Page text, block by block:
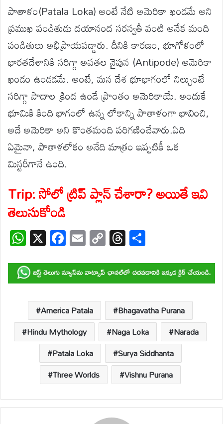
పాతాళం(Patala Loka) అంటే నేటి అమెరికా ఖండమే అని
ప్రముఖ పండితుడు దయానంద సరస్వతీ వంటి అనేక మంది
పండితులు అభిప్రాయపడ్డారు. దీనికి కారణం, భూగోళంలో
భారతదేశానికి సరిగ్గా అవతల వైపున (Antipode) అమెరికా
ఖండం ఉండడమే. అంటే, మన దేశ భూభాగంలో నిల్చుంటే
సరిగ్గా పాదాల క్రింద ఉండే ప్రాంతం అమెరికాయే. అందుకే
భూమికి కింది భాగంలో ఉన్న లోకాన్ని పాతాళంగా భావించి,
అదే అమెరికా అని కొంతమంది పరిగణించేవారు.ఏది
ఏమైనా, పాతాళలోకం అనేది మాత్రం ఇప్పటికీ ఒక
మిస్టరీగానే ఉంది.
Trip: సోలో ట్రిప్ ప్లాన్ చేశారా? అయితే ఇవి
తెలుసుకోండి
W
h
at
s
A
p
p
X F
ac
e
b
o
o
k
E
m
ail
C
o
p
y
Li
n
k
T
hr
e
a
d
s
ar
e
America Patala
Bhagavatha Purana
Hindu Mythology
Naga Loka
Narada
Patala Loka
Surya Siddhanta
Three Worlds
Vishnu Purana